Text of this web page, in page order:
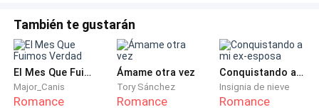
lucirán increíble en el escenario.
Afirmé nuevamente con la cabeza de manera
automática a pesar de que solo quería girar los ojos,
mi madre me había inscrito desde los 5 años a la
También te gustarán
El Mes Que Fuimos Verdad
Major_Canis
Romance
Ámame otra vez
Tory Sánchez
Romance
Conquistando a mi ex-esposa
Insignia de nieve
Romance